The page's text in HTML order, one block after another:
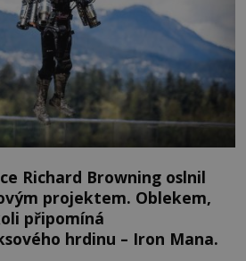
Richard Browning oslnil
projektem. Oblekem,
připomíná
hrdinu – Iron Mana.